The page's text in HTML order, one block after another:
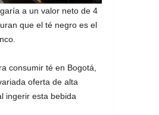
a un valor neto de 4
que el té negro es el
consumir té en Bogotá,
oferta de alta
ingerir esta bebida